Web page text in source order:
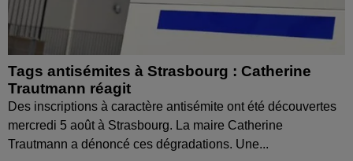
Tags antisémites à Strasbourg : Catherine
Trautmann réagit
Des inscriptions à caractère antisémite ont été découvertes
mercredi 5 août à Strasbourg. La maire Catherine
Trautmann a dénoncé ces dégradations. Une...